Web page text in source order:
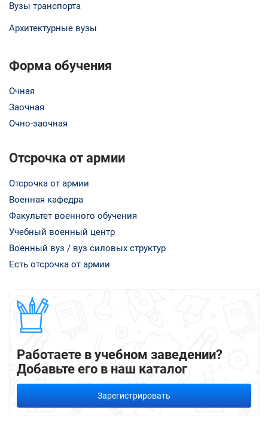
Вузы транспорта
Архитектурные вузы
Форма обучения
Очная
Заочная
Очно-заочная
Отсрочка от армии
Отсрочка от армии
Военная кафедра
Факультет военного обучения
Учебный военный центр
Военный вуз / вуз силовых структур
Есть отсрочка от армии
Работаете в учебном заведении?
Добавьте его в наш каталог
Зарегистрировать